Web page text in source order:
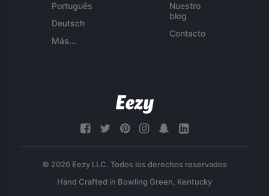
Português
Deutsch
Más...
Nuestro
blog
Contacto
© 2026 Eezy LLC. Todos los derechos reservados